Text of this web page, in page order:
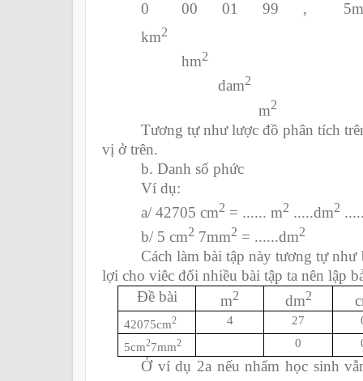
0 00 01 99 , 5m
km2
hm2
dam2
m2
Tương tự như lược đồ phân tích
vị ở trên.
b. Danh số phức
Ví dụ:
a/ 42705 cm2 = ...... m2 .....dm2
b/ 5 cm2 7mm2 = ......dm2
Cách làm bài tập này tương tự
lợi cho viêc đổi nhiều bài tập ta nên lập
Đề bài
m2 dm2
42075cm2 4 27
5cm27mm2 0
Ở ví dụ 2a nếu nhẩm học sinh